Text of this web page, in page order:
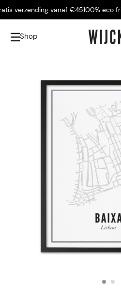
verzending vanaf €45100% eco
Shop